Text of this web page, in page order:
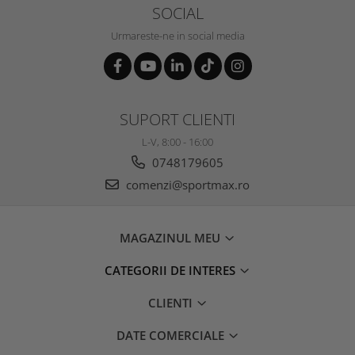
SOCIAL
Urmareste-ne in social media
SUPORT CLIENTI
L-V, 8:00 - 16:00
0748179605
comenzi@sportmax.ro
MAGAZINUL MEU
CATEGORII DE INTERES
CLIENTI
DATE COMERCIALE